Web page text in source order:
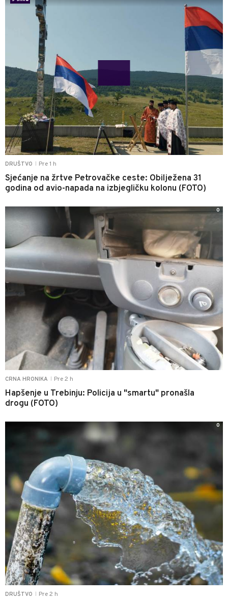
DRUŠTVO Pre 1 h
Sjećanje na žrtve Petrovačke ceste: Obilježena 31
godina od avio-napada na izbjegličku kolonu (FOTO)
CRNA HRONIKA Pre 2 h
Hapšenje u Trebinju: Policija u "smartu" pronašla
drogu (FOTO)
0
DRUŠTVO Pre 2 h
0